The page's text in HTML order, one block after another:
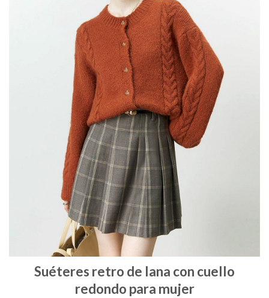
Suéteres retro de lana con cuello
redondo para mujer